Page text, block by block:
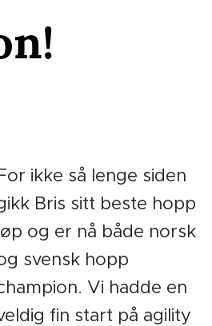
ikke så lenge siden
Bris sitt beste hopp
og er nå både norsk
svensk hopp
Vi hadde en
fin start på agility